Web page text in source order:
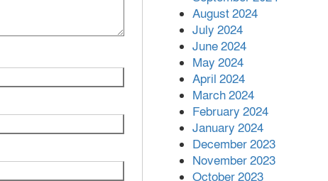
August 2024
July 2024
June 2024
May 2024
April 2024
March 2024
February 2024
January 2024
December 2023
November 2023
October 2023